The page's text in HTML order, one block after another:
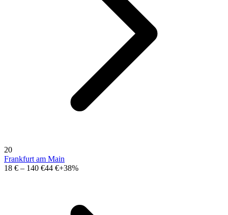
20
Frankfurt am Main
18 € – 140 €44 €+38%